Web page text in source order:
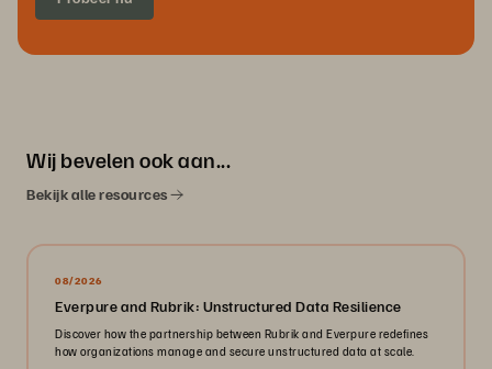
Wij bevelen ook aan...
Bekijk alle resources
08/2026
Everpure and Rubrik: Unstructured Data Resilience
Discover how the partnership between Rubrik and Everpure redefines
how organizations manage and secure unstructured data at scale.